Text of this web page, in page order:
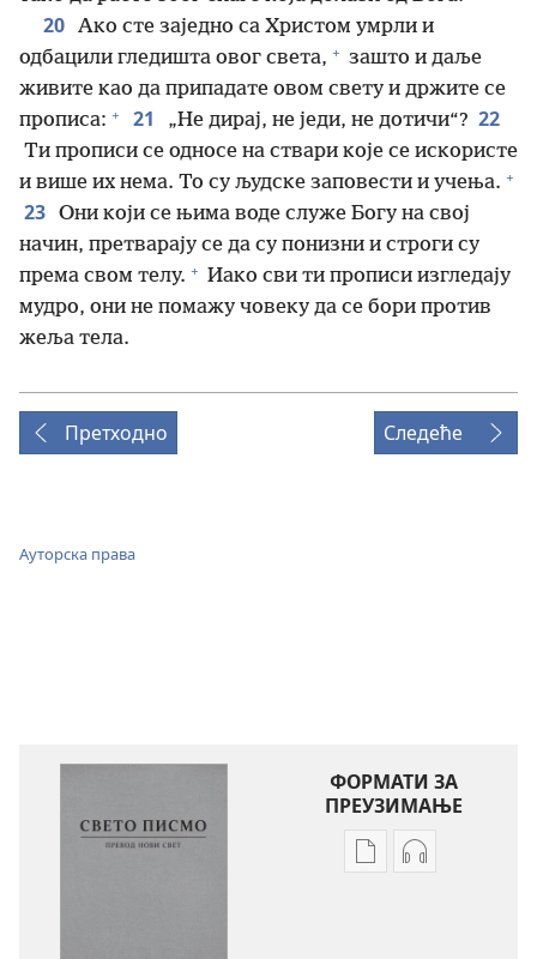
20 Ако сте заједно са Христом умрли и
одбацили гледишта овог света, + зашто и даље
живите као да припадате овом свету и држите се
прописа: + 21 „Не дирај, не једи, не дотичи“? 22
Ти прописи се односе на ствари које се искористе
и више их нема. То су људске заповести и учења. +
23 Они који се њима воде служе Богу на свој
начин, претварају се да су понизни и строги су
према свом телу. + Иако сви ти прописи изгледају
мудро, они не помажу човеку да се бори против
жеља тела.
Претходно Следеће
Ауторска права
ФОРМАТИ ЗА
ПРЕУЗИМАЊЕ
ФорматиФормати